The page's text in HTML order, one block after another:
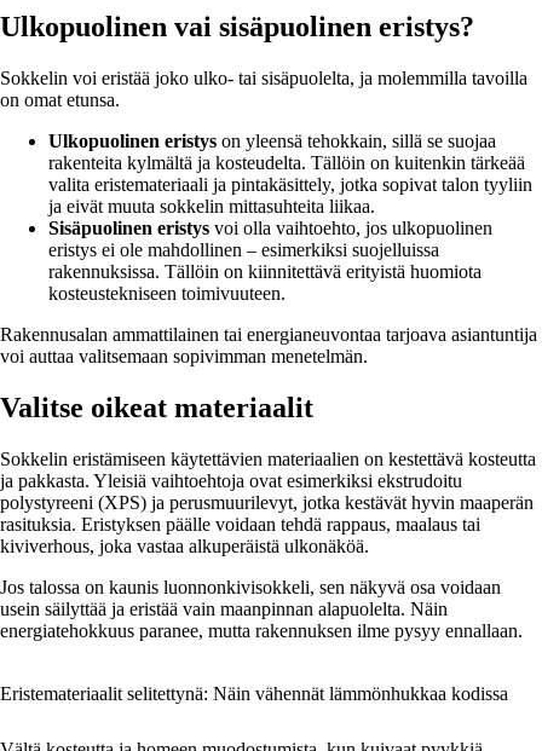
Ulkopuolinen vai sisäpuolinen eristys?
Sokkelin voi eristää joko ulko- tai sisäpuolelta, ja molemmilla tavoilla
on omat etunsa.
Ulkopuolinen eristys on yleensä tehokkain, sillä se suojaa
rakenteita kylmältä ja kosteudelta. Tällöin on kuitenkin tärkeää
valita eristemateriaali ja pintakäsittely, jotka sopivat talon tyyliin
ja eivät muuta sokkelin mittasuhteita liikaa.
Sisäpuolinen eristys voi olla vaihtoehto, jos ulkopuolinen
eristys ei ole mahdollinen – esimerkiksi suojelluissa
rakennuksissa. Tällöin on kiinnitettävä erityistä huomiota
kosteustekniseen toimivuuteen.
Rakennusalan ammattilainen tai energianeuvontaa tarjoava asiantuntija
voi auttaa valitsemaan sopivimman menetelmän.
Valitse oikeat materiaalit
Sokkelin eristämiseen käytettävien materiaalien on kestettävä kosteutta
ja pakkasta. Yleisiä vaihtoehtoja ovat esimerkiksi ekstrudoitu
polystyreeni (XPS) ja perusmuurilevyt, jotka kestävät hyvin maaperän
rasituksia. Eristyksen päälle voidaan tehdä rappaus, maalaus tai
kiviverhous, joka vastaa alkuperäistä ulkonäköä.
Jos talossa on kaunis luonnonkivisokkeli, sen näkyvä osa voidaan
usein säilyttää ja eristää vain maanpinnan alapuolelta. Näin
energiatehokkuus paranee, mutta rakennuksen ilme pysyy ennallaan.
Eristemateriaalit selitettynä: Näin vähennät lämmönhukkaa kodissa